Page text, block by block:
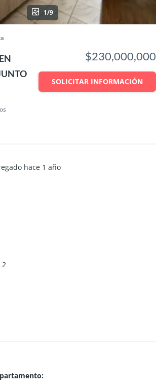
1/9
$230,000,000
SOLICITAR INFORMACIÓN
hace 1 año
2